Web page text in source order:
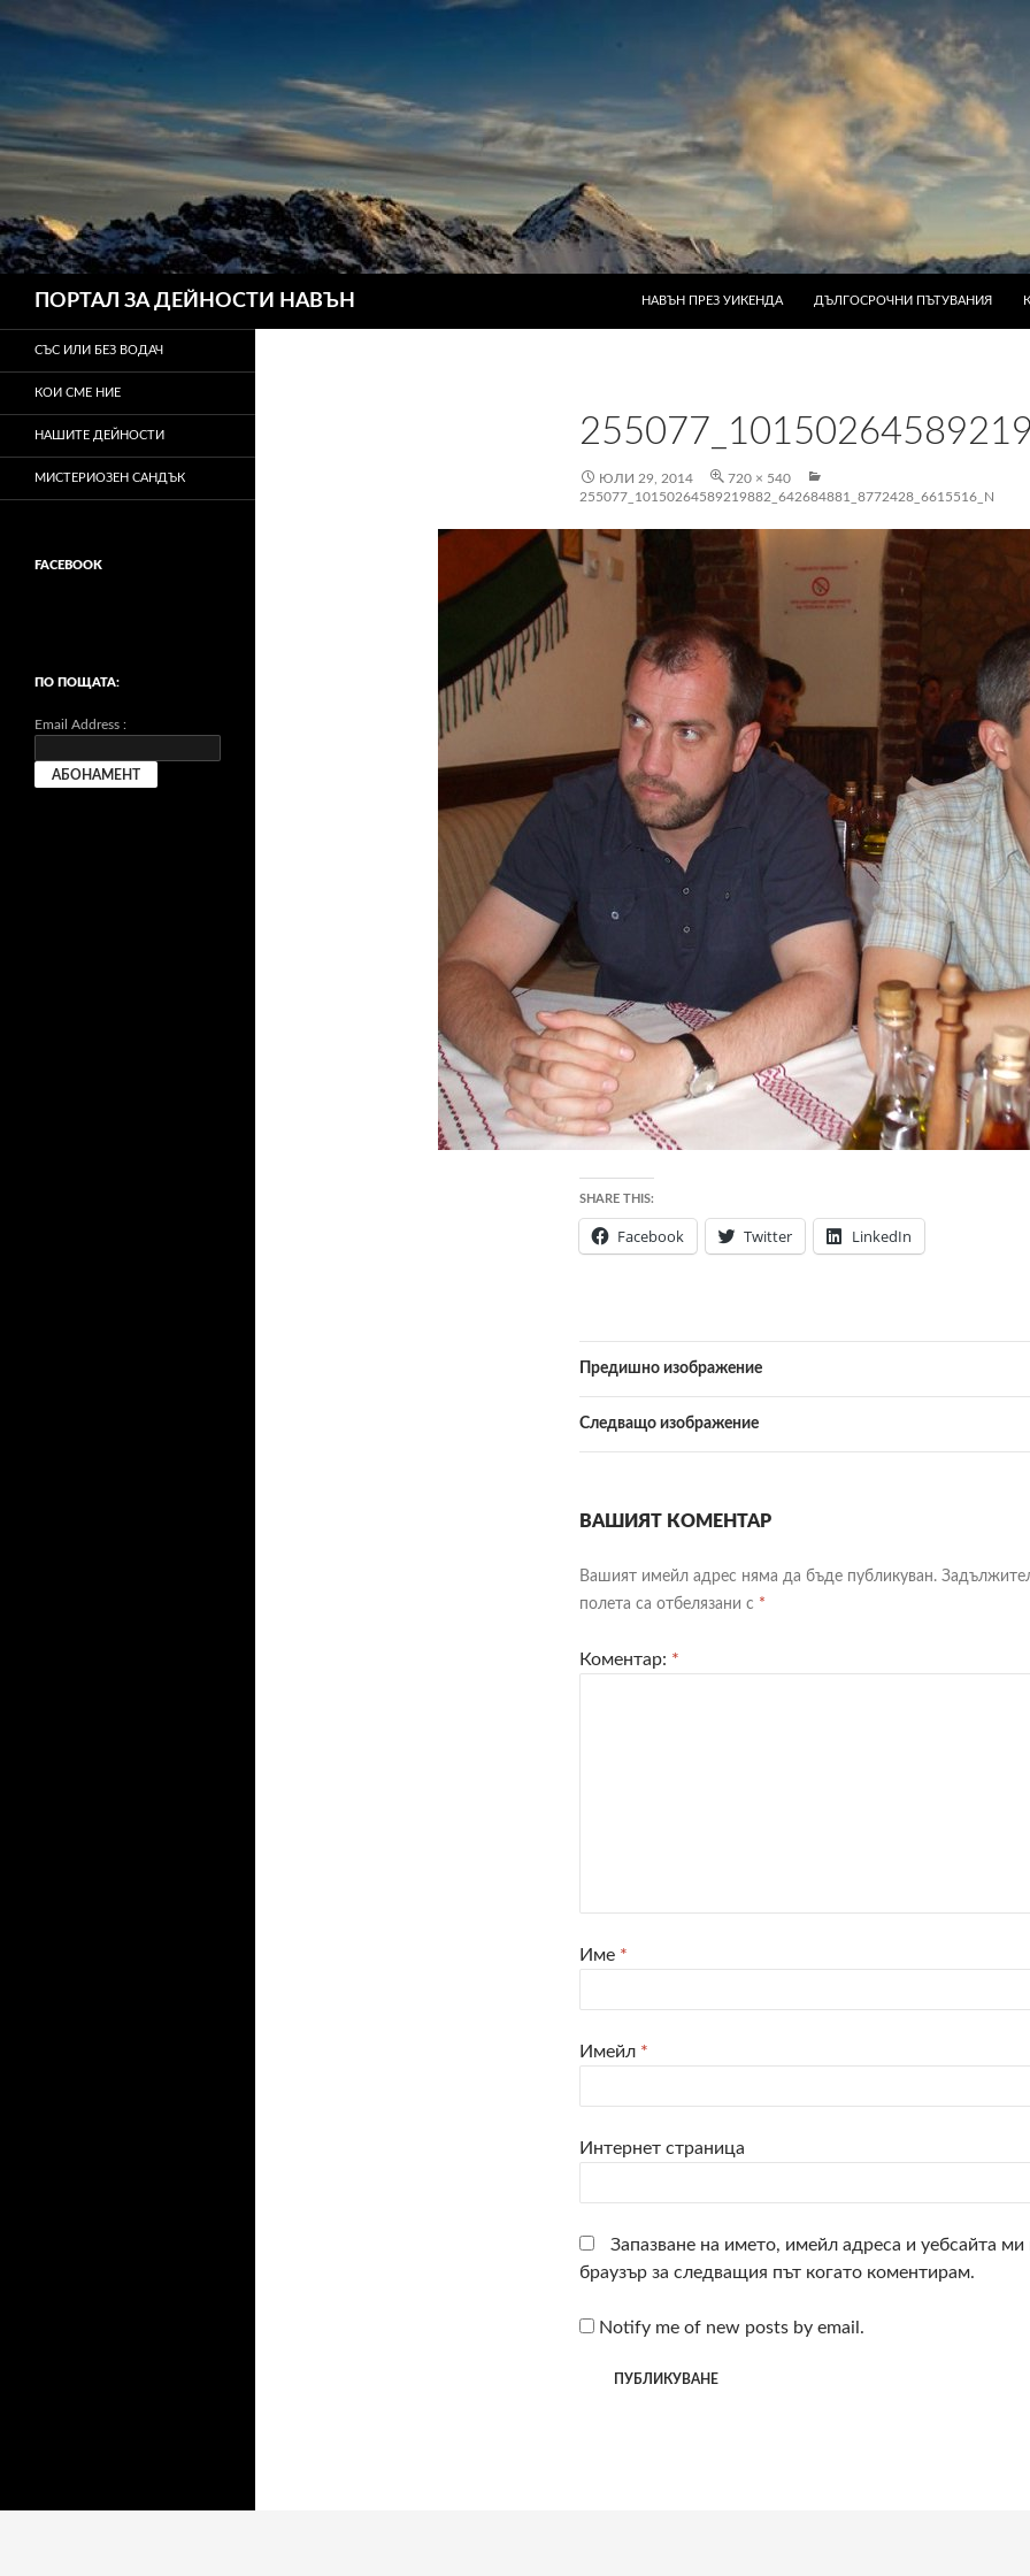
ПОРТАЛ ЗА ДЕЙНОСТИ НАВЪН
НАВЪН ПРЕЗ УИКЕНДА
ДЪЛГОСРОЧНИ ПЪТУВАНИЯ
ЮЛИ 29, 2014
720 × 540
255077_10150264589219882_642684881_8772428_6615516_N
SHARE THIS:
Facebook Twitter LinkedIn
Предишно изображение
Следващо изображение
ВАШИЯТ КОМЕНТАР
Вашият имейл адрес няма да бъде публикуван.
полета са отбелязани с *
Коментар: *
Име *
Имейл *
Интернет страница
Запазване на името, имейл адреса и уебсайта ми
браузър за следващия път когато коментирам.
Notify me of new posts by email.
СЪС ИЛИ БЕЗ ВОДАЧ
КОИ СМЕ НИЕ
НАШИТЕ ДЕЙНОСТИ
МИСТЕРИОЗЕН САНДЪК
FACEBOOK
ПО ПОЩАТА:
Email Address :